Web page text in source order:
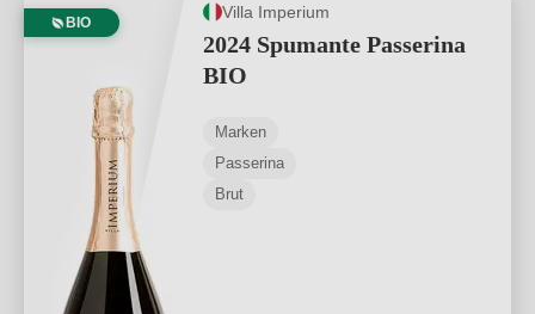
BIO
Villa Imperium
2024 Spumante Passerina
BIO
Marken
Passerina
Brut